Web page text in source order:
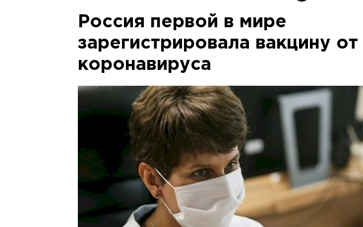
Россия первой в мире
зарегистрировала вакцину от
коронавируса